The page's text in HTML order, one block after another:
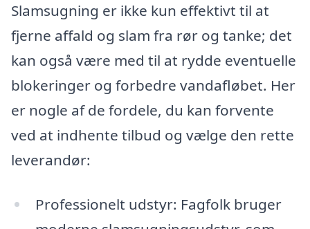
Slamsugning er ikke kun effektivt til at
fjerne affald og slam fra rør og tanke; det
kan også være med til at rydde eventuelle
blokeringer og forbedre vandafløbet. Her
er nogle af de fordele, du kan forvente
ved at indhente tilbud og vælge den rette
leverandør:
Professionelt udstyr: Fagfolk bruger